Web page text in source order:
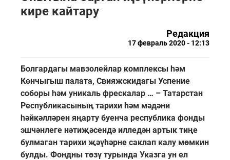
кире кайтару
Редакция
17 февраль 2020 - 12:13
Болгардагы мавзолейлар комплексы һәм
Көнчыгыш палата, Свияжскидагы Успение
соборы һәм уникаль фрескалар … – Татарстан
Республикасының тарихи һәм мәдәни
һәйкәлләрен яңарту буенча республика фонды
эшчәнлеге нәтиҗәсендә илледән артык тиңе
булмаган тарихи җәүһәрне саклап калу мөмкин
булды. Фондны төзү турында Указга ун ел